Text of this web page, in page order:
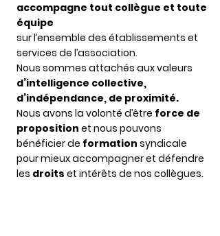
accompagne tout collègue et toute
équipe
sur l’ensemble des établissements et
services de l’association.
Nous sommes attachés aux valeurs
d’intelligence collective,
d’indépendance, de proximité.
Nous avons la volonté d’être force de
proposition et nous pouvons
bénéficier de formation syndicale
pour mieux accompagner et défendre
les droits et intérêts de nos collègues.